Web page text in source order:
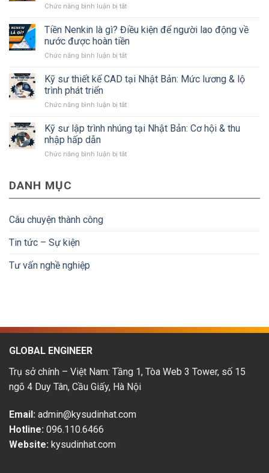
tỉnh
Nhật
Bản
#Bạn
biết
Chức năng bình luận bị tắtở
sư
dựng
Nhật
Lương,
và
kiện
Tiền Nenkin là gì? Điều kiện để người lao động về
nước được hoàn tiền
Chức năng bình luận bị tắtở
Nenkin
là
Điều
để
động
hoàn
Kỹ sư thiết kế CAD tại Nhật Bản: Mức lương & lộ
trình phát triển
Chức năng bình luận bị tắtở
sư
thiết
CAD
Mức
Kỹ sư lập trình nhúng tại Nhật Bản: Cơ hội & thu
nhập hấp dẫn
Chức năng bình luận bị tắtở
DANH MỤC
Câu chuyện thành công
Tin tức – Sự kiện
Tư vấn nghề nghiệp
GLOBAL ENGINEER
Trụ sở chính – Việt Nam: Tầng 1, Tòa Web 3 Tower, số 15
ngõ 4 Duy Tân, Cầu Giấy, Hà Nội
Email: admin@kysudinhat.com
Hotline: 096.110.6466
Website: kysudinhat.com